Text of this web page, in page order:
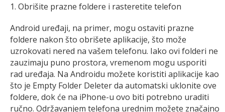
1. Obrišite prazne foldere i rasteretite telefon
Android uređaji, na primer, mogu ostaviti prazne
foldere nakon što obrišete aplikacije, što može
uzrokovati nered na vašem telefonu. Iako ovi folderi ne
zauzimaju puno prostora, vremenom mogu usporiti
rad uređaja. Na Androidu možete koristiti aplikacije kao
što je Empty Folder Deleter da automatski uklonite ove
foldere, dok će na iPhone-u ovo biti potrebno uraditi
ručno. Održavanjem telefona urednim možete značajno